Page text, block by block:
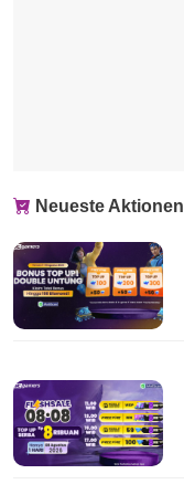
Neueste Aktionen